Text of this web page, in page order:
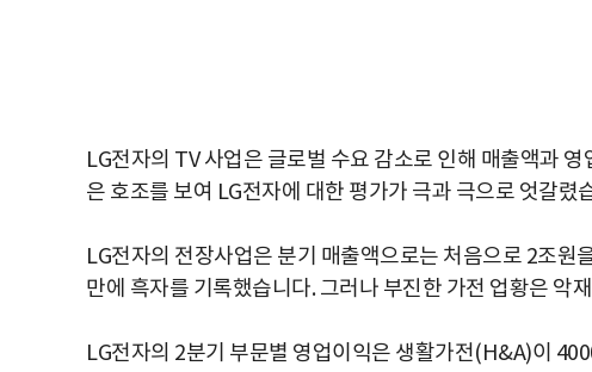
LG전자의 TV 사업은 글로벌 수요 감소로 인해 매출액과
은 호조를 보여 LG전자에 대한 평가가 극과 극으로 엇갈렸
LG전자의 전장사업은 분기 매출액으로는 처음으로 2조원
만에 흑자를 기록했습니다. 그러나 부진한 가전 업황은 악
LG전자의 2분기 부문별 영업이익은 생활가전(H&A)이